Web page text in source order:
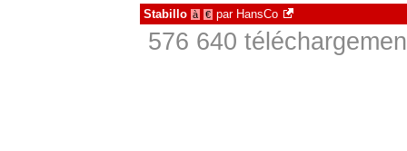
Stabillo à € par HansCo
576 640